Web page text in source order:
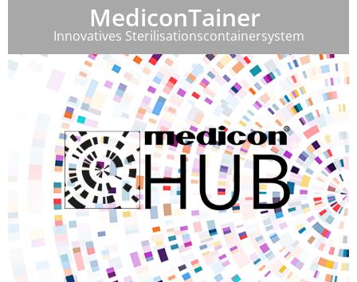
MediconTainer
Innovatives Sterilisationscontainersystem